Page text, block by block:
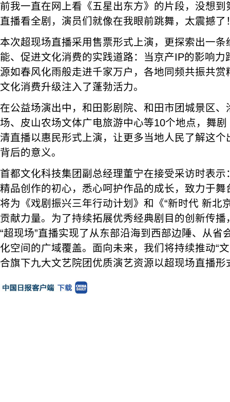
前我一直在网上看《五星出东方》的片段，没想
直播看全剧，演员们就像在我眼前跳舞，太震撼了
本次超现场直播采用售票形式上演，更探索出一
能、促进文化消费的实践道路：当京产IP的影响力
源如春风化雨般走进千家万户，各地同频共振共
文化消费升级注入了蓬勃活力。
在公益场演出中，和田影剧院、和田市团城景区、
场、皮山农场文体广电旅游中心等10个地点，舞
清直播以惠民形式上演，让更多当地人民了解这
背后的意义。
首都文化科技集团副总经理董宁在接受采访时表示
精品创作的初心，悉心呵护作品的成长，致力于
将为《戏剧振兴三年行动计划》和《“新时代 新北
贡献力量。为了持续拓展优秀经典剧目的创新传
“超现场”直播实现了从东部沿海到西部边陲、从省
化空间的广域覆盖。面向未来，我们将持续推动“
合旗下九大文艺院团优质演艺资源以超现场直播形